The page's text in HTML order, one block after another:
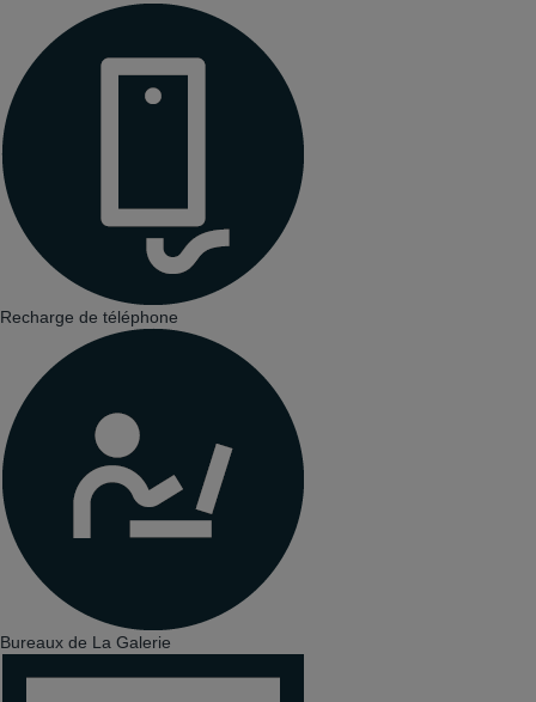
Recharge de téléphone
Bureaux de La Galerie